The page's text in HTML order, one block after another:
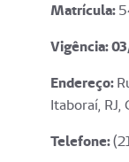
Matrícula:
Vigência: 03
Endereço:
Itaboraí,
Telefone: